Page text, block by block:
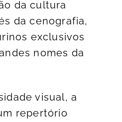
da cultura
da cenografia,
exclusivos
nomes da
visual, a
repertório